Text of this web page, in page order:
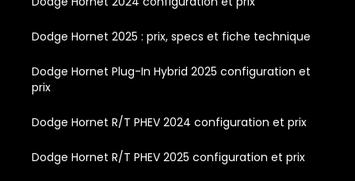
Dodge Hornet 2025 : prix, specs et fiche technique
Dodge Hornet Plug-In Hybrid 2025 configuration et
prix
Dodge Hornet R/T PHEV 2024 configuration et prix
Dodge Hornet R/T PHEV 2025 configuration et prix